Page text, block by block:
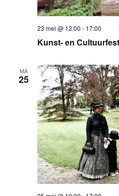
Kunst- en
23 mei @ 12:00 - 17:00
MA
25